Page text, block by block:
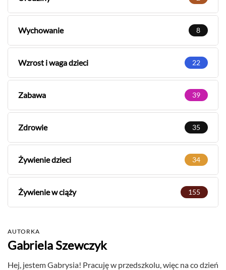
Wychowanie 8
Wzrost i waga dzieci 22
Zabawa 39
Zdrowie 35
Żywienie dzieci 34
Żywienie w ciąży 155
AUTORKA
Gabriela Szewczyk
Hej, jestem Gabrysia! Pracuję w przedszkolu, więc na co dzień